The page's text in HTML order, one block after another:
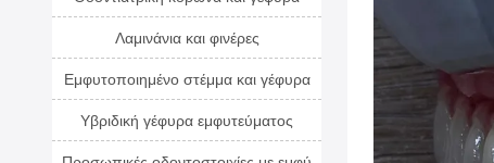
Λαμινάνια και φινέρες
Εμφυτοποιημένο στέμμα και γέφυρα
Υβριδική γέφυρα εμφυτεύματος